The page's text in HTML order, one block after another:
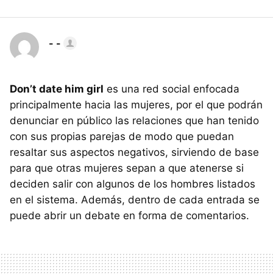
- -
Don’t date him girl es una red social enfocada
principalmente hacia las mujeres, por el que podrán
denunciar en público las relaciones que han tenido
con sus propias parejas de modo que puedan
resaltar sus aspectos negativos, sirviendo de base
para que otras mujeres sepan a que atenerse si
deciden salir con algunos de los hombres listados
en el sistema. Además, dentro de cada entrada se
puede abrir un debate en forma de comentarios.